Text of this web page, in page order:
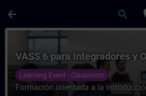
arrow_back search
Course - VASS 6 para
VASS 6 para Integradores y
Learning Event - Classroom
Formación orientada a la